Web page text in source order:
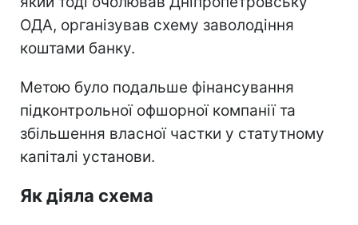
ОДА, організував схему заволодіння
коштами банку.
Метою було подальше фінансування
підконтрольної офшорної компанії та
збільшення власної частки у статутному
капіталі установи.
Як діяла схема